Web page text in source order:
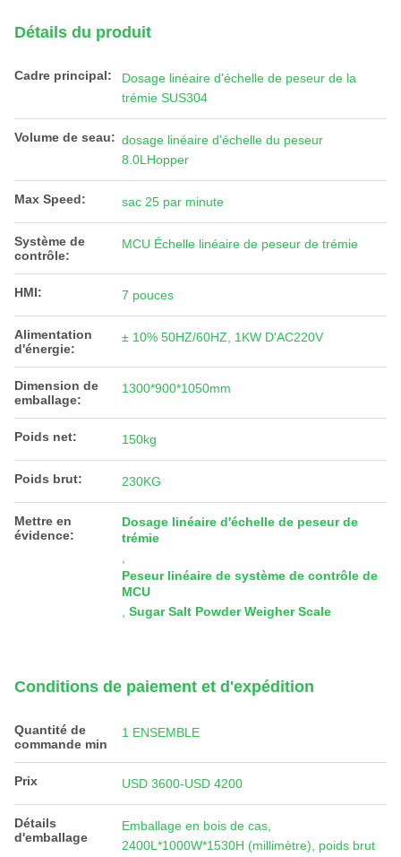
Détails du produit
Cadre principal:
Dosage linéaire d'échelle de peseur de la
trémie SUS304
Volume de seau: dosage linéaire d'échelle du peseur
8.0LHopper
Max Speed: sac 25 par minute
Système de
contrôle:
MCU Échelle linéaire de peseur de trémie
HMI: 7 pouces
Alimentation
d'énergie:
± 10% 50HZ/60HZ, 1KW D'AC220V
Dimension de
emballage:
1300*900*1050mm
Poids net: 150kg
Poids brut: 230KG
Mettre en
évidence:
Dosage linéaire d'échelle de peseur de
trémie
Peseur linéaire de système de contrôle de
MCU
Sugar Salt Powder Weigher Scale
Conditions de paiement et d'expédition
Quantité de
commande min
1 ENSEMBLE
Prix USD 3600-USD 4200
Détails
d'emballage
Emballage en bois de cas,
2400L*1000W*1530H (millimètre), poids brut